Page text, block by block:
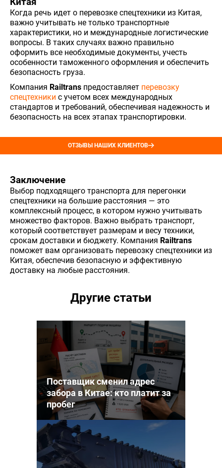
Когда речь идет о перевозке спецтехники из Китая,
важно учитывать не только транспортные
характеристики, но и международные логистические
вопросы. В таких случаях важно правильно
оформить все необходимые документы, учесть
особенности таможенного оформления и обеспечить
безопасность груза.
Компания Railtrans предоставляет перевозку
спецтехники с учетом всех международных
стандартов и требований, обеспечивая надежность и
безопасность на всех этапах транспортировки.
ОТЗЫВЫ НАШИХ КЛИЕНТОВ
Заключение
Выбор подходящего транспорта для перегонки
спецтехники на большие расстояния — это
комплексный процесс, в котором нужно учитывать
множество факторов. Важно выбрать транспорт,
который соответствует размерам и весу техники,
срокам доставки и бюджету. Компания Railtrans
поможет вам организовать перевозку спецтехники из
Китая, обеспечив безопасную и эффективную
доставку на любые расстояния.
Другие статьи
Поставщик сменил адрес
забора в Китае: кто платит за
пробег